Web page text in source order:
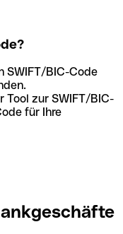
SWIFT/BIC-Code
Tool zur SWIFT/BIC-
für Ihre